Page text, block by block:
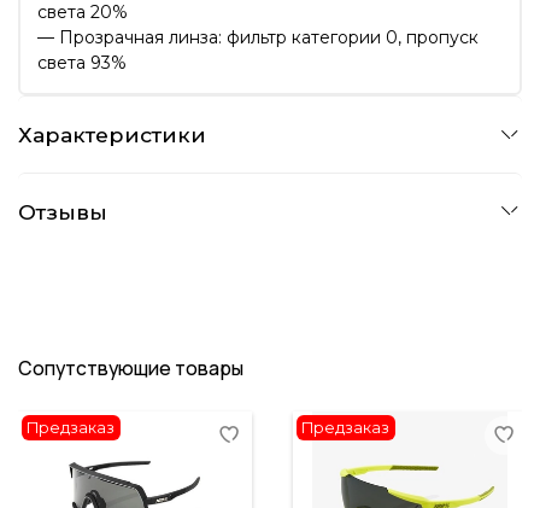
света 20%
— Прозрачная линза: фильтр категории 0, пропуск
света 93%
Характеристики
Отзывы
Сопутствующие товары
Предзаказ Предзаказ